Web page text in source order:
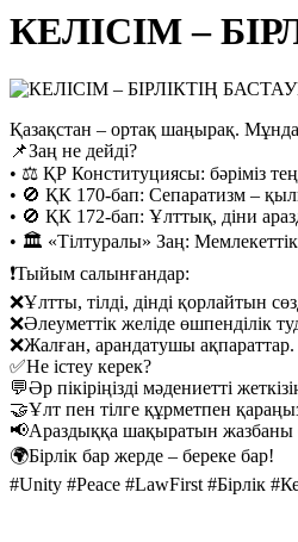
КЕЛІСІМ –
Қазақстан – ортақ шаңырақ.
📌Заң не дейді?
• ⚖️ ҚР Конституциясы: бәріміз
• 🚫 ҚК 170-бап: Сепаратизм –
• 🚫 ҚК 172-бап: Ұлттық, діни
• 🏛️ «Тілтуралы» Заң: Мемлекеттік
❗Тыйым салынғандар:
❌Ұлтты, тілді, дінді қорлайтын
❌Әлеуметтік желіде өшпенділік
❌Жалған, арандатушы ақпараттар.
✅Не істеу керек?
💬Әр пікіріңізді мәдениетті
🤝Ұлт пен тілге құрметпен
📢Араздыққа шақыратын
🌍Бірлік бар жерде – береке бар!
#Unity #Peace #LawFirst #Бірлік